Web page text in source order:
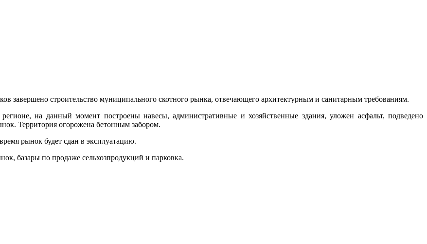
завершено строительство муниципального скотного рынка, отвечающего архитектурным и санитарным требованиям.
на данный момент построены навесы, административные и хозяйственные здания, уложен асфальт, подведено
Территория огорожена бетонным забором.
рынок будет сдан в эксплуатацию.
базары по продаже сельхозпродукций и парковка.